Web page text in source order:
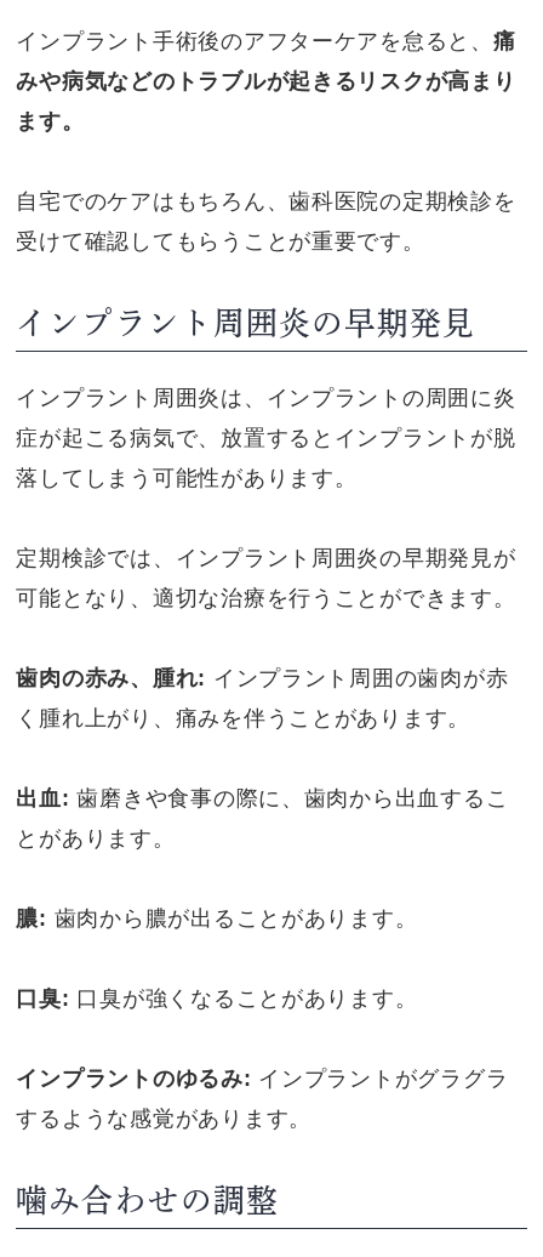
インプラント手術後のアフターケアを怠ると、 痛
みや病気などのトラブルが起きるリスクが高まり
ます。
自宅でのケアはもちろん、歯科医院の定期検診を
受けて確認してもらうことが重要です。
インプラント周囲炎の早期発見
インプラント周囲炎は、インプラントの周囲に炎
症が起こる病気で、放置するとインプラントが脱
落してしまう可能性があります。
定期検診では、インプラント周囲炎の早期発見が
可能となり、適切な治療を行うことができます。
歯肉の赤み、腫れ: インプラント周囲の歯肉が赤
く腫れ上がり、痛みを伴うことがあります。
出血: 歯磨きや食事の際に、歯肉から出血するこ
とがあります。
膿: 歯肉から膿が出ることがあります。
口臭: 口臭が強くなることがあります。
インプラントのゆるみ: インプラントがグラグラ
するような感覚があります。
噛み合わせの調整